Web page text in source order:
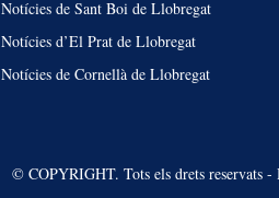
Notícies de Sant Boi de Llobregat
Notícies d’El Prat de Llobregat
Notícies de Cornellà de Llobregat
© COPYRIGHT. Tots els drets reservats -